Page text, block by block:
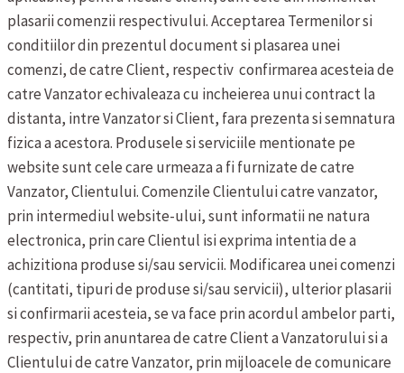
plasarii comenzii respectivului.Acceptarea Termenilor si
conditiilor din prezentul document si plasarea unei
comenzi, de catre Client, respectiv confirmarea acesteia de
catre Vanzator echivaleaza cu incheierea unui contract la
distanta, intre Vanzator si Client, fara prezenta si semnatura
fizica a acestora. Produsele si serviciile mentionate pe
website sunt cele care urmeaza a fi furnizate de catre
Vanzator, Clientului. Comenzile Clientului catre vanzator,
prin intermediul website-ului, sunt informatii ne natura
electronica, prin care Clientul isi exprima intentia de a
achizitiona produse si/sau servicii. Modificarea unei comenzi
(cantitati, tipuri de produse si/sau servicii), ulterior plasarii
si confirmarii acesteia, se va face prin acordul ambelor parti,
respectiv, prin anuntarea de catre Client a Vanzatorului si a
Clientului de catre Vanzator, prin mijloacele de comunicare